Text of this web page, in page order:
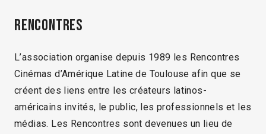
Rencontres
L’association organise depuis 1989 les Rencontres
Cinémas d’Amérique Latine de Toulouse afin que se
créent des liens entre les créateurs latinos-
américains invités, le public, les professionnels et les
médias. Les Rencontres sont devenues un lieu de